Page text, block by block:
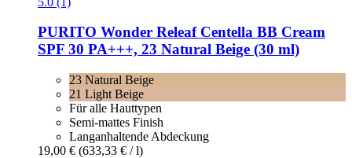
PURITO Wonder Releaf Centella BB Cream
SPF 30 PA+++, 23 Natural Beige (30 ml)
23 Natural Beige
21 Light Beige
Für alle Hauttypen
Semi-mattes Finish
Langanhaltende Abdeckung
19,00 € (633,33 € / l)